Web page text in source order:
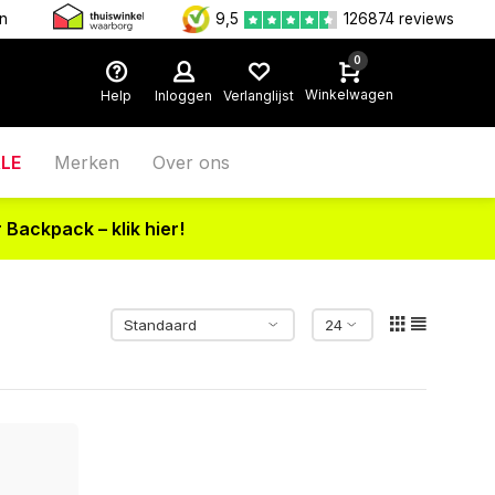
9,5 126874 reviews
Help Inloggen Verlanglijst
0
Winkelwagen
Merken Over ons
– klik hier!